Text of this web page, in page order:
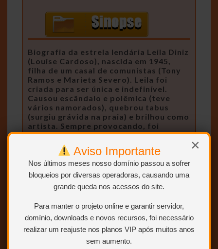
×
Aviso Importante
Nos últimos meses nosso domínio passou a sofrer
bloqueios por diversas operadoras, causando uma
grande queda nos acessos do site.
Para manter o projeto online e garantir servidor,
domínio, downloads e novos recursos, foi necessário
realizar um reajuste nos planos VIP após muitos anos
sem aumento.
Biografia da estrela lendária Leila Diniz
(Louise Cardoso), nascida em 1945,
filha de um casal de comunistas (Tony
Ramos e Marieta Severo). Leila foi
criada para ser única e indefinível.
Causou escândalo e polêmica (teve
vários namorados), quebrou tabus
(surgiu grávida na praia) e brilhou como
artista. Sempre provocando, foi
diversas vezes presa pelo governo
militar, que a considerava subversiva.
Aos 26 anos, logo após ter tido uma
filha, morreu num trágico acidente de
avião quando voltava de um festival de
cinema na Austrália, em 1972.